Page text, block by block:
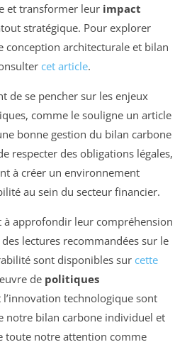
et transformer leur impact
stratégique. Pour explorer
conception architecturale et bilan
cet article.
de se pencher sur les enjeux
comme le souligne un article
bonne gestion du bilan carbone
respecter des obligations légales,
à créer un environnement
au sein du secteur financier.
à approfondir leur compréhension
lectures recommandées sur le
sont disponibles sur cette
de politiques
l’innovation technologique sont
notre bilan carbone individuel et
toute notre attention comme